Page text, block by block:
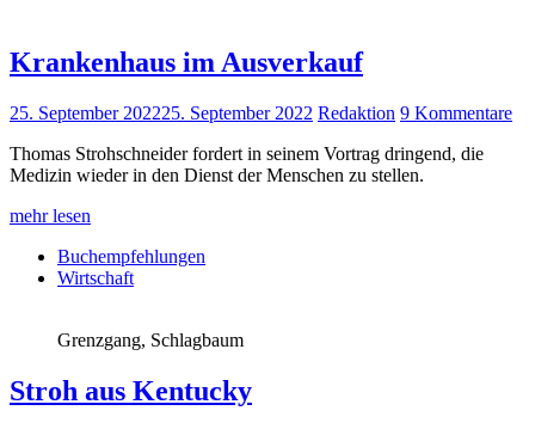
Krankenhaus im Ausverkauf
25. September 202225. September 2022 Redaktion 9 Kommentare
Thomas Strohschneider fordert in seinem Vortrag dringend, die
Medizin wieder in den Dienst der Menschen zu stellen.
mehr lesen
Buchempfehlungen
Wirtschaft
Grenzgang, Schlagbaum
Stroh aus Kentucky